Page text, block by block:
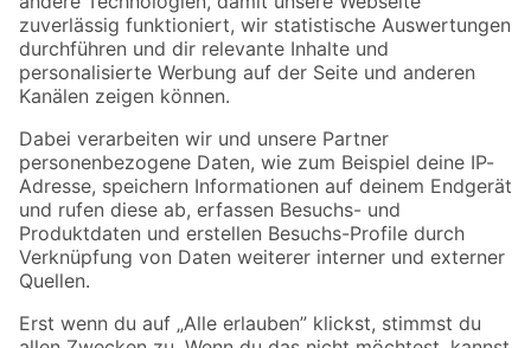
Zur Newsletter Anmeldung
Folge uns
Zahlungsarten Versandarten
Sicher einkaufen